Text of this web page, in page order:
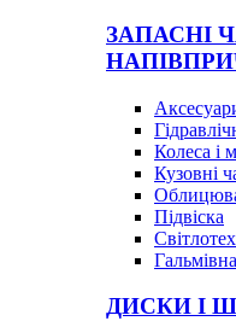
ЗАПАСНІ
Колеса і
Кузовні
Підвіска
ДИСКИ І